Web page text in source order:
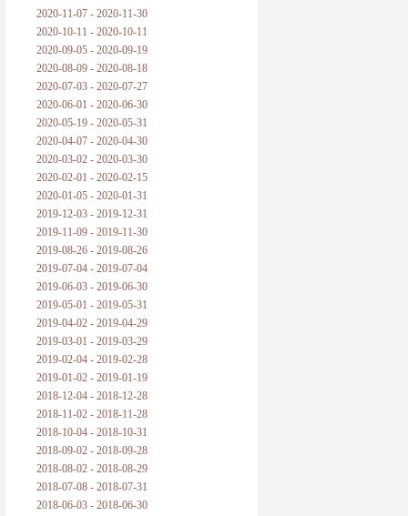
2020-11-07 - 2020-11-30
2020-10-11 - 2020-10-11
2020-09-05 - 2020-09-19
2020-08-09 - 2020-08-18
2020-07-03 - 2020-07-27
2020-06-01 - 2020-06-30
2020-05-19 - 2020-05-31
2020-04-07 - 2020-04-30
2020-03-02 - 2020-03-30
2020-02-01 - 2020-02-15
2020-01-05 - 2020-01-31
2019-12-03 - 2019-12-31
2019-11-09 - 2019-11-30
2019-08-26 - 2019-08-26
2019-07-04 - 2019-07-04
2019-06-03 - 2019-06-30
2019-05-01 - 2019-05-31
2019-04-02 - 2019-04-29
2019-03-01 - 2019-03-29
2019-02-04 - 2019-02-28
2019-01-02 - 2019-01-19
2018-12-04 - 2018-12-28
2018-11-02 - 2018-11-28
2018-10-04 - 2018-10-31
2018-09-02 - 2018-09-28
2018-08-02 - 2018-08-29
2018-07-08 - 2018-07-31
2018-06-03 - 2018-06-30